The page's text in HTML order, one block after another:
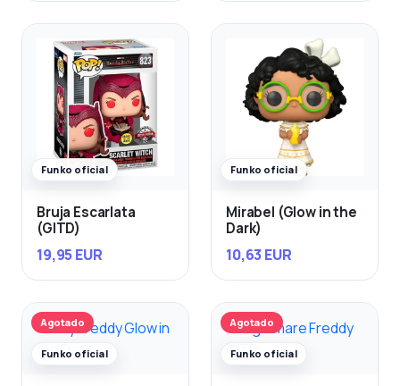
Funko oficial
Bruja Escarlata
(GITD)
19,95 EUR
Funko oficial
Mirabel (Glow in the
Dark)
10,63 EUR
Agotado
Funko oficial
Agotado
Funko oficial